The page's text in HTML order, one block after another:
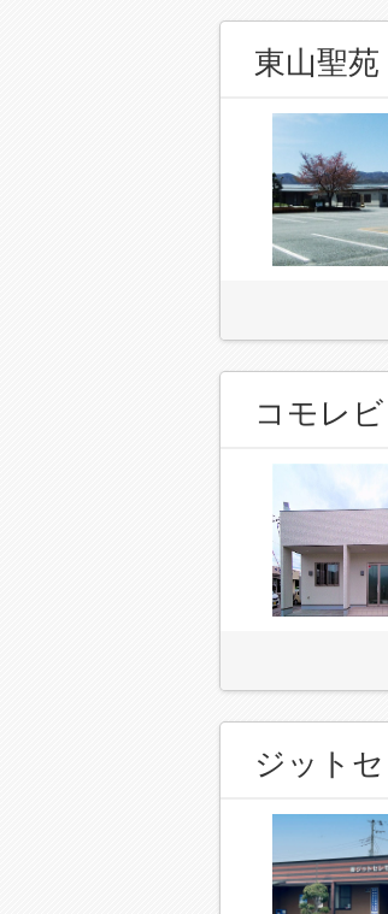
東山聖苑
コモレ
ジット